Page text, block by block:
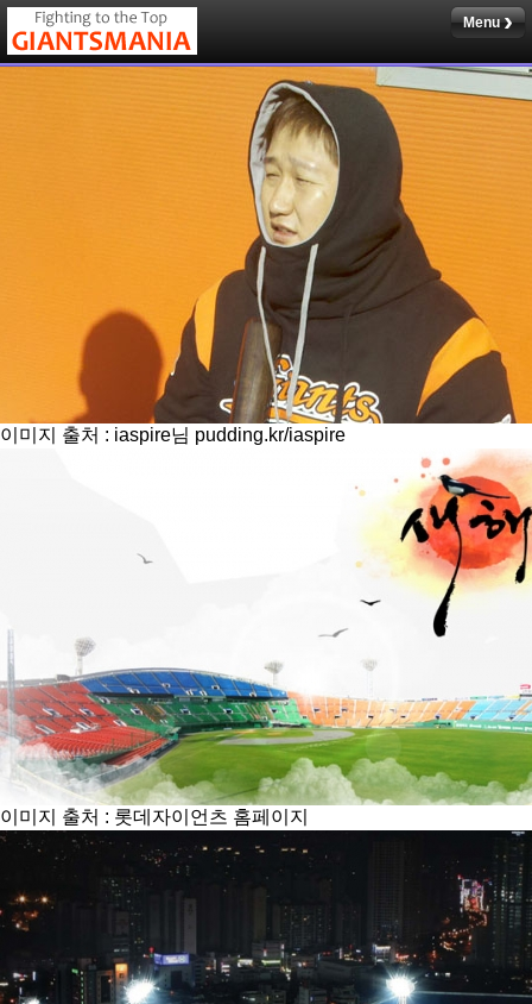
Menu
이미지 출처 : iaspire님 pudding.kr/iaspire
이미지 출처 : 롯데자이언츠 홈페이지